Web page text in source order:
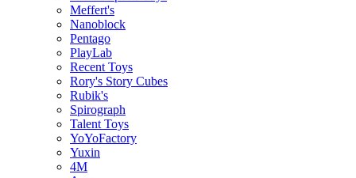
Meffert's
Nanoblock
Pentago
PlayLab
Recent Toys
Rory's Story Cubes
Rubik's
Spirograph
Talent Toys
YoYoFactory
Yuxin
4M